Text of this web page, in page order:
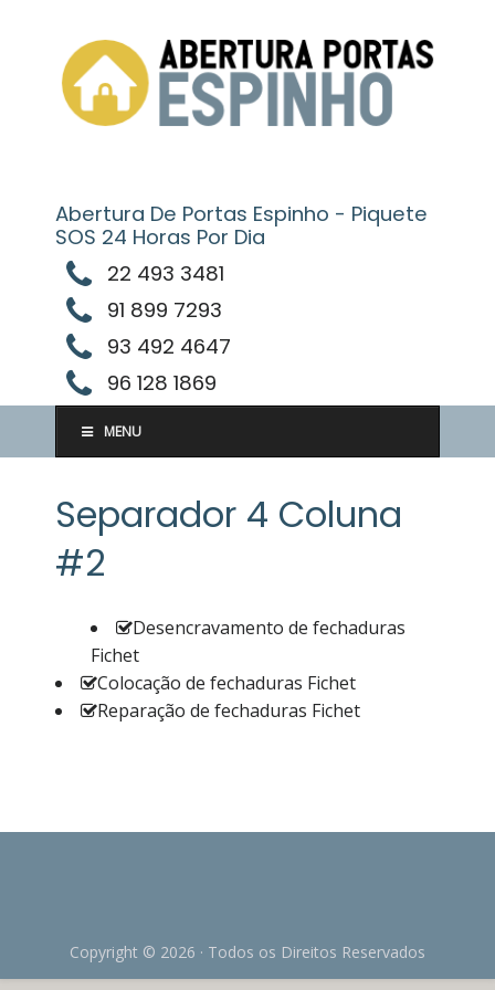
Abertura De Portas Espinho - Piquete
SOS 24 Horas Por Dia
22 493 3481
91 899 7293
93 492 4647
96 128 1869
MENU
Separador 4 Coluna
#2
Desencravamento de fechaduras
Fichet
Colocação de fechaduras Fichet
Reparação de fechaduras Fichet
Copyright © 2026 · Todos os Direitos Reservados